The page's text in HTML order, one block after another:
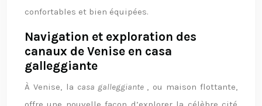
confortables et bien équipées.
Navigation et exploration des
canaux de Venise en casa
galleggiante
À Venise, la casa galleggiante , ou maison flottante,